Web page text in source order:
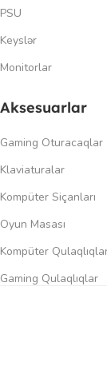
PSU
Keyslər
Monitorlar
Aksesuarlar
Gaming Oturacaqlar
Klaviaturalar
Kompüter Siçanları
Oyun Masası
Kompüter
Gaming Qulaqlıqlar